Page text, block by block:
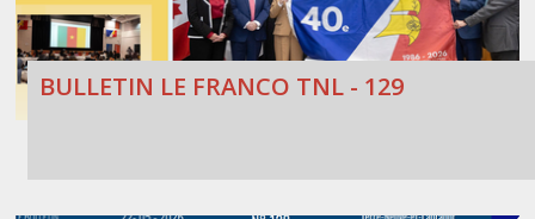
BULLETIN LE FRANCO TNL - 129